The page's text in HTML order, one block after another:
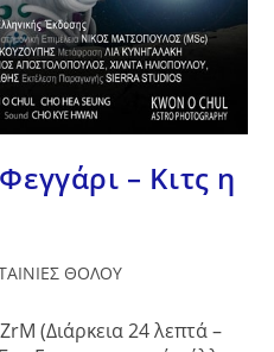
– Κιτς η
ΘΟΛΟΥ
(Διάρκεια 24 λεπτά –